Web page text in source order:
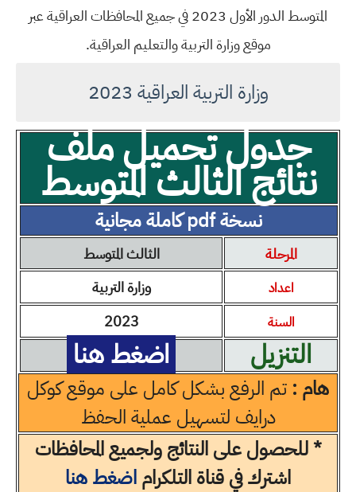
المتوسط الدور الأول 2023 في جميع المحافظات العراقية عبر
موقع وزارة التربية والتعليم العراقية.
وزارة التربية العراقية 2023
جدول تحميل ملف
نتائج الثالث المتوسط
نسخة pdf كاملة مجانية
المرحلة الثالث المتوسط
اعداد وزارة التربية
السنة 2023
التنزيل اضغط هنا
هام : تم الرفع بشكل كامل على موقع كوكل
درايف لتسهيل عملية الحفظ
* للحصول على النتائج ولجميع المحافظات
اشترك في قناة التلكراماضغط هنا